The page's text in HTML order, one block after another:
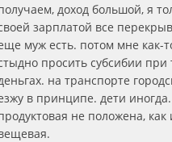
доход большой, я
зарплатой все
муж есть. потом мне как-
просить субсибии при
на транспорте
в принципе. дети иногда.
не положена, как